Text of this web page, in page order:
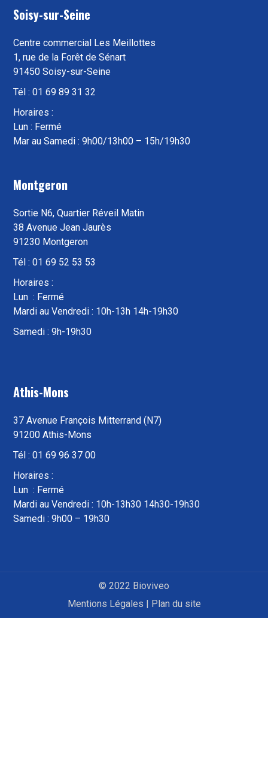
Soisy-sur-Seine
Centre commercial Les Meillottes
1, rue de la Forêt de Sénart
91450 Soisy-sur-Seine
Tél : 01 69 89 31 32
Horaires :
Lun : Fermé
Mar au Samedi : 9h00/13h00 – 15h/19h30
Montgeron
Sortie N6, Quartier Réveil Matin
38 Avenue Jean Jaurès
91230 Montgeron
Tél : 01 69 52 53 53
Horaires :
Lun : Fermé
Mardi au Vendredi : 10h-13h 14h-19h30
Samedi : 9h-19h30
Athis-Mons
37 Avenue François Mitterrand (N7)
91200 Athis-Mons
Tél : 01 69 96 37 00
Horaires :
Lun : Fermé
Mardi au Vendredi : 10h-13h30 14h30-19h30
Samedi : 9h00 – 19h30
© 2022 Bioviveo
Mentions Légales | Plan du site